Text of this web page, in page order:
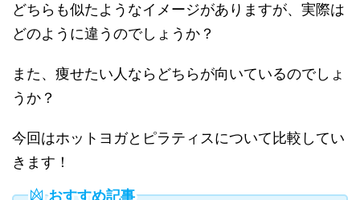
どちらも似たようなイメージがありますが、実際は
どのように違うのでしょうか？
また、痩せたい人ならどちらが向いているのでしょ
うか？
今回はホットヨガとピラティスについて比較してい
きます！
おすすめ記事